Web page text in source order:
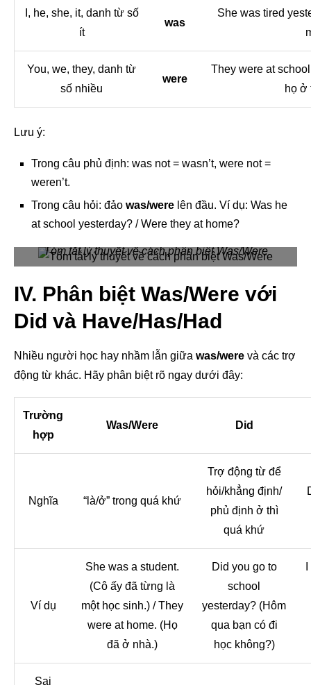
I, he, she, it, danh từ số
ít
was
She was tired
You, we, they, danh từ
số nhiều
were
They were at
họ ở
Lưu ý:
Trong câu phủ định: was not = wasn’t, were not =
weren’t.
Trong câu hỏi: đảo was/were lên đầu. Ví dụ: Was he
at school yesterday? / Were they at home?
Tóm tắt lý thuyết về cách phân biệt Was/Were
IV. Phân biệt Was/Were với
Did và Have/Has/Had
Nhiều người học hay nhầm lẫn giữa was/were và các trợ
động từ khác. Hãy phân biệt rõ ngay dưới đây:
Trường
hợp
Was/Were Did
Nghĩa “là/ở” trong quá khứ
Trợ động từ để
hỏi/khẳng định/
phủ định ở thì
quá khứ
Ví dụ
She was a student.
(Cô ấy đã từng là
một học sinh.) / They
were at home. (Họ
đã ở nhà.)
Did you go to
school
yesterday? (Hôm
qua bạn có đi
học không?)
Sai